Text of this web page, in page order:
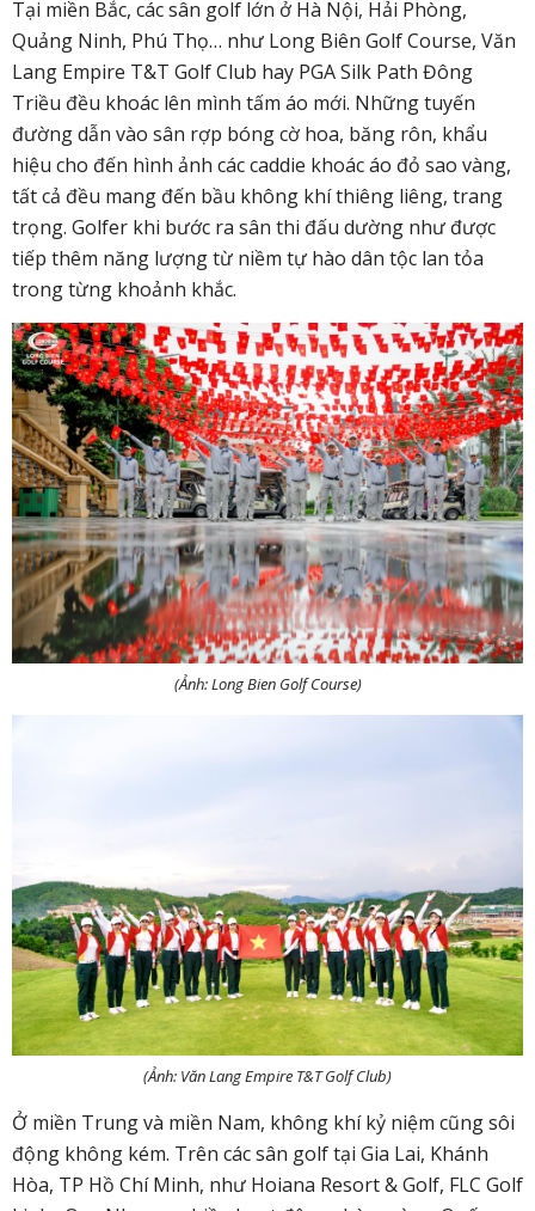
Tại miền Bắc, các sân golf lớn ở Hà Nội, Hải Phòng,
Quảng Ninh, Phú Thọ… như Long Biên Golf Course, Văn
Lang Empire T&T Golf Club hay PGA Silk Path Đông
Triều đều khoác lên mình tấm áo mới. Những tuyến
đường dẫn vào sân rợp bóng cờ hoa, băng rôn, khẩu
hiệu cho đến hình ảnh các caddie khoác áo đỏ sao vàng,
tất cả đều mang đến bầu không khí thiêng liêng, trang
trọng. Golfer khi bước ra sân thi đấu dường như được
tiếp thêm năng lượng từ niềm tự hào dân tộc lan tỏa
trong từng khoảnh khắc.
(Ảnh: Long Bien Golf Course)
(Ảnh: Văn Lang Empire T&T Golf Club)
Ở miền Trung và miền Nam, không khí kỷ niệm cũng sôi
động không kém. Trên các sân golf tại Gia Lai, Khánh
Hòa, TP Hồ Chí Minh, như Hoiana Resort & Golf, FLC Golf